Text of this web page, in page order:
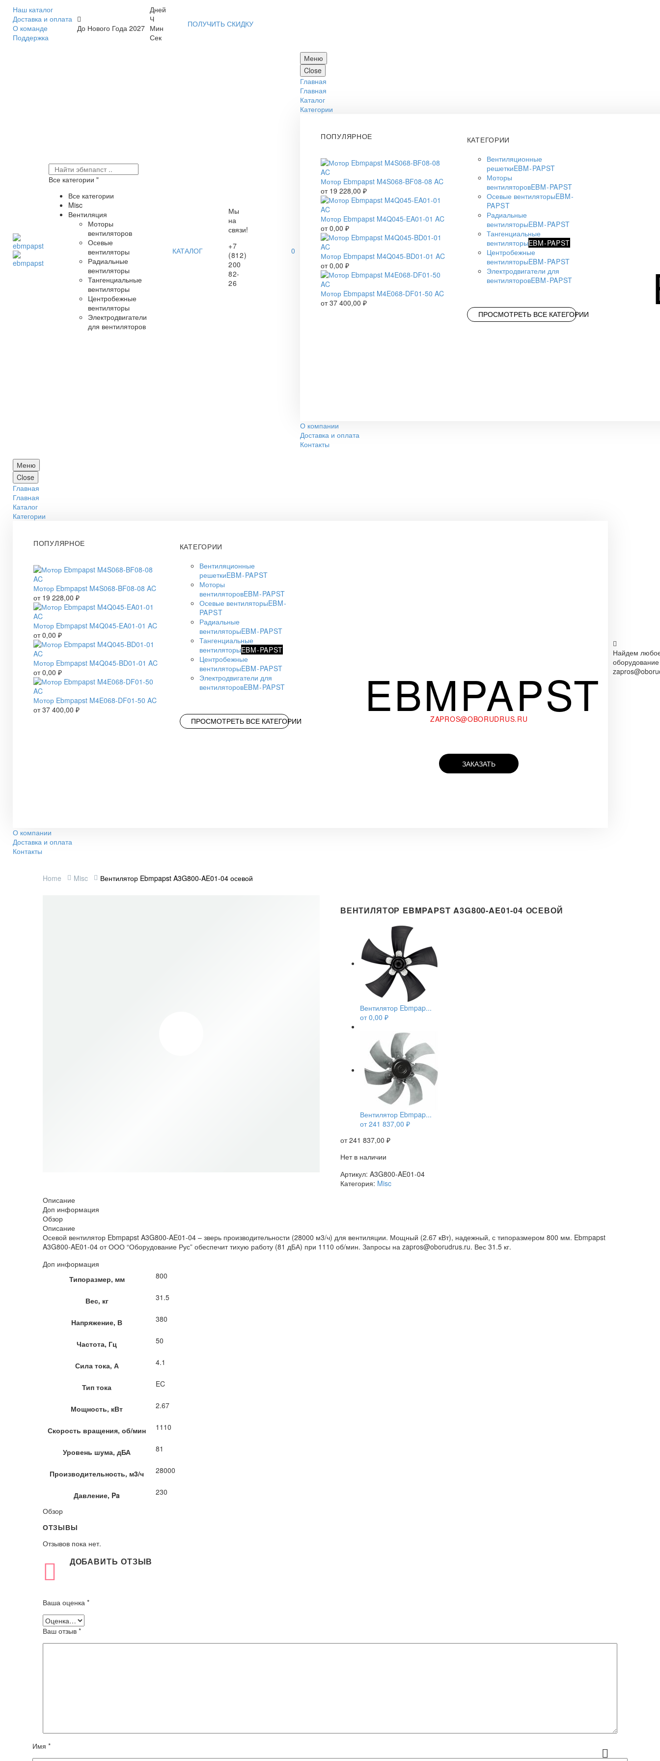
Наш каталог
Доставка и оплата
О команде
Поддержка
До Нового Года 2027
Дней
Ч
Мин
Сек
ПОЛУЧИТЬ СКИДКУ
Все категории
Все категории
Misc
Вентиляция
Моторы
вентиляторов
Осевые
вентиляторы
Радиальные
вентиляторы
Тангенциальные
вентиляторы
Центробежные
вентиляторы
Электродвигатели
для вентиляторов
КАТАЛОГ
Мы
на
связи!
+7
(812)
200
82-
26
0
Меню
Close
Главная
Главная
Каталог
Категории
ПОПУЛЯРНОЕ
Мотор Ebmpapst M4S068-BF08-08 AC
от 19 228,00 ₽
Мотор Ebmpapst M4Q045-EA01-01 AC
от0,00 ₽
Мотор Ebmpapst M4Q045-BD01-01 AC
от0,00 ₽
Мотор Ebmpapst M4E068-DF01-50 AC
от37 400,00 ₽
КАТЕГОРИИ
Вентиляционные
решеткиEBM-PAPST
Моторы
вентиляторовEBM-PAPST
Осевые вентиляторыEBM-
PAPST
Радиальные
вентиляторыEBM-PAPST
Тангенциальные
вентиляторыEBM-PAPST
Центробежные
вентиляторыEBM-PAPST
Электродвигатели для
вентиляторовEBM-PAPST
ПРОСМОТРЕТЬ ВСЕ КАТЕГОРИИ
О компании
Доставка и оплата
Контакты
Меню
Close
Главная
Главная
Каталог
Категории
ПОПУЛЯРНОЕ
Мотор Ebmpapst M4S068-BF08-08 AC
от 19 228,00 ₽
Мотор Ebmpapst M4Q045-EA01-01 AC
от0,00 ₽
Мотор Ebmpapst M4Q045-BD01-01 AC
от0,00 ₽
Мотор Ebmpapst M4E068-DF01-50 AC
от37 400,00 ₽
КАТЕГОРИИ
Вентиляционные
решеткиEBM-PAPST
Моторы
вентиляторовEBM-PAPST
Осевые вентиляторыEBM-
PAPST
Радиальные
вентиляторыEBM-PAPST
Тангенциальные
вентиляторыEBM-PAPST
Центробежные
вентиляторыEBM-PAPST
Электродвигатели для
вентиляторовEBM-PAPST
ПРОСМОТРЕТЬ ВСЕ КАТЕГОРИИ EBMPAPST
ZAPROS@OBORUDRUS.RU
ЗАКАЗАТЬ
О компании
Доставка и оплата
Контакты
Найдем
оборудование
Home Misc Вентилятор Ebmpapst A3G800-AE01-04 осевой
ВЕНТИЛЯТОР EBMPAPST A3G800-AE01-04 ОСЕВОЙ
Вентилятор Ebmpap...
от0,00 ₽
Вентилятор Ebmpap...
от241 837,00 ₽
от241 837,00 ₽
Нет в наличии
Артикул: A3G800-AE01-04
Категория: Misc
Описание
Доп информация
Обзор
Описание
Осевой вентилятор Ebmpapst A3G800-AE01-04 – зверь производительности (28000 м3/ч) для вентиляции. Мощный (2.67 кВт), надежный, с типоразмером 800 мм. Ebmpapst
A3G800-AE01-04 от ООО “Оборудование Рус” обеспечит тихую работу (81 дБА) при 1110 об/мин. Запросы на zapros@oborudrus.ru. Вес 31.5 кг.
Доп информация
Типоразмер, мм
800
Вес, кг 31.5
Напряжение, В 380
Частота, Гц 50
Сила тока, А 4.1
Тип тока EC
Мощность, кВт 2.67
Скорость вращения, об/мин 1110
Уровень шума, дБА 81
Производительность, м3/ч 28000
Давление, Pa
230
Обзор
ОТЗЫВЫ
Отзывов пока нет.
ДОБАВИТЬ ОТЗЫВ
Ваша оценка *
Ваш отзыв *
Имя *